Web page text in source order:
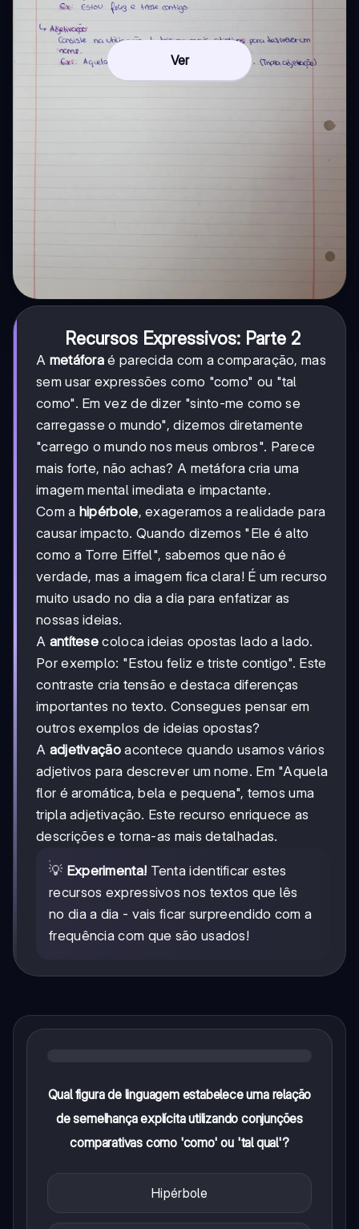
Ver
Recursos Expressivos: Parte 2
A metáfora é parecida com a comparação, mas
sem usar expressões como "como" ou "tal
como". Em vez de dizer "sinto-me como se
carregasse o mundo", dizemos diretamente
"carrego o mundo nos meus ombros". Parece
mais forte, não achas? A metáfora cria uma
imagem mental imediata e impactante.
Com a hipérbole, exageramos a realidade para
causar impacto. Quando dizemos "Ele é alto
como a Torre Eiffel", sabemos que não é
verdade, mas a imagem fica clara! É um recurso
muito usado no dia a dia para enfatizar as
nossas ideias.
A antítese coloca ideias opostas lado a lado.
Por exemplo: "Estou feliz e triste contigo". Este
contraste cria tensão e destaca diferenças
importantes no texto. Consegues pensar em
outros exemplos de ideias opostas?
A adjetivaçãoacontece quando usamos vários
adjetivos para descrever um nome. Em "Aquela
flor é aromática, bela e pequena", temos uma
tripla adjetivação. Este recurso enriquece as
descrições e torna-as mais detalhadas.
💡 Experimenta! Tenta identificar estes
recursos expressivos nos textos que lês
no dia a dia - vais ficar surpreendido com a
frequência com que são usados!
Qual figura de linguagem estabelece uma relação
de semelhança explícita utilizando conjunções
comparativas como 'como' ou 'tal qual'?
Hipérbole